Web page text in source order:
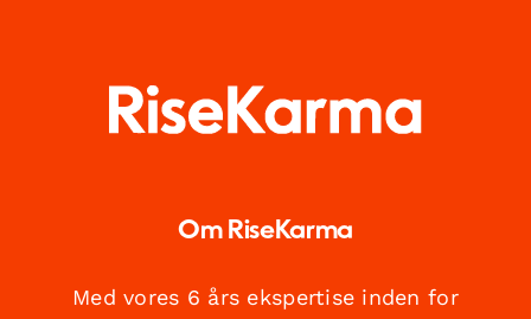
Om RiseKarma
Med vores 6 års ekspertise inden for